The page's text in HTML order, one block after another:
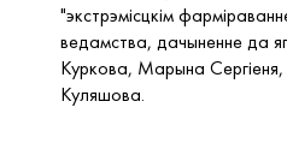
"экстрэмісцкім
ведамства, дачыненне да
Куркова, Марына
Куляшова.